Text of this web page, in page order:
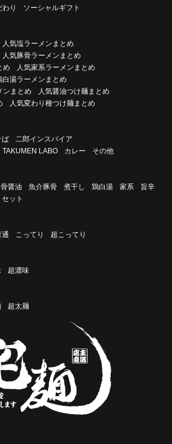
り ソーシャルギフト
人気塩ラーメンまとめ
人気豚骨ラーメンまとめ
め
人気家系ラーメンまとめ
白湯ラーメンまとめ
ンまとめ
人気醤油つけ麺まとめ
人気変わり種つけ麺まとめ
ば
二郎インスパイア
TAKUMEN LABO カレー その他
醤油 魚介豚骨 煮干し 鶏白湯 家系
旨辛
ット
通 こってり 超こってり
超濃味
超太麺